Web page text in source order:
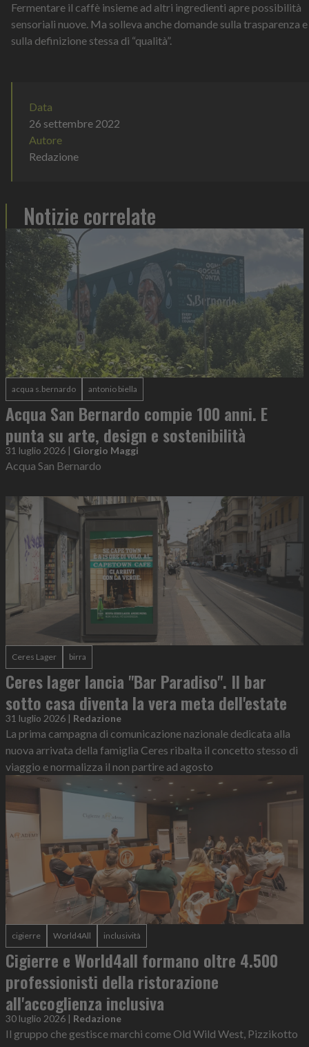
Fermentare il caffè insieme ad altri ingredienti apre possibilità
sensoriali nuove. Ma solleva anche domande sulla trasparenza e
sulla definizione stessa di “qualità”.
Data
26 settembre 2022
Autore
Redazione
Notizie correlate
acqua s.bernardo antonio biella
Acqua San Bernardo compie 100 anni. E
punta su arte, design e sostenibilità
31 luglio 2026 | Giorgio Maggi
Acqua San Bernardo
Ceres Lager birra
Ceres lager lancia "Bar Paradiso". Il bar
sotto casa diventa la vera meta dell'estate
31 luglio 2026 | Redazione
La prima campagna di comunicazione nazionale dedicata alla
nuova arrivata della famiglia Ceres ribalta il concetto stesso di
viaggio e normalizza il non partire ad agosto
cigierre World4All inclusività
Cigierre e World4all formano oltre 4.500
professionisti della ristorazione
all'accoglienza inclusiva
30 luglio 2026 | Redazione
Il gruppo che gestisce marchi come Old Wild West, Pizzikotto